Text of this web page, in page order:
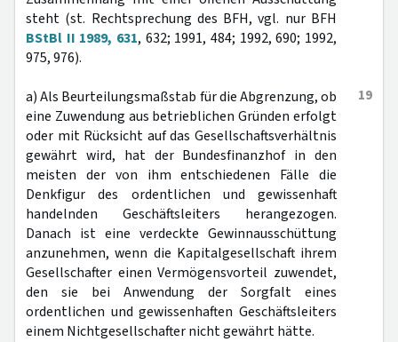
steht (st. Rechtsprechung des BFH, vgl. nur BFH
BStBl II 1989, 631, 632; 1991, 484; 1992, 690; 1992,
975, 976).
19
a) Als Beurteilungsmaßstab für die Abgrenzung, ob
eine Zuwendung aus betrieblichen Gründen erfolgt
oder mit Rücksicht auf das Gesellschaftsverhältnis
gewährt wird, hat der Bundesfinanzhof in den
meisten der von ihm entschiedenen Fälle die
Denkfigur des ordentlichen und gewissenhaft
handelnden Geschäftsleiters herangezogen.
Danach ist eine verdeckte Gewinnausschüttung
anzunehmen, wenn die Kapitalgesellschaft ihrem
Gesellschafter einen Vermögensvorteil zuwendet,
den sie bei Anwendung der Sorgfalt eines
ordentlichen und gewissenhaften Geschäftsleiters
einem Nichtgesellschafter nicht gewährt hätte.